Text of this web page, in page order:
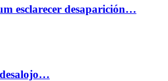
esclarecer desaparición…